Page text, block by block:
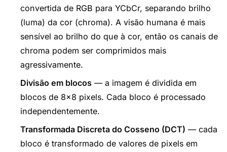
convertida de RGB para YCbCr, separando brilho
(luma) da cor (chroma). A visão humana é mais
sensível ao brilho do que à cor, então os canais de
chroma podem ser comprimidos mais
agressivamente.
Divisão em blocos — a imagem é dividida em
blocos de 8×8 pixels. Cada bloco é processado
independentemente.
Transformada Discreta do Cosseno (DCT) — cada
bloco é transformado de valores de pixels em